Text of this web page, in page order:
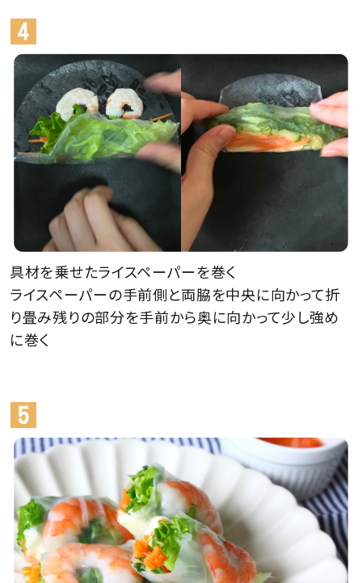
具材を乗せたライスペーパーを巻く
ライスペーパーの手前側と両脇を中央に向かって折
り畳み残りの部分を手前から奥に向かって少し強め
に巻く